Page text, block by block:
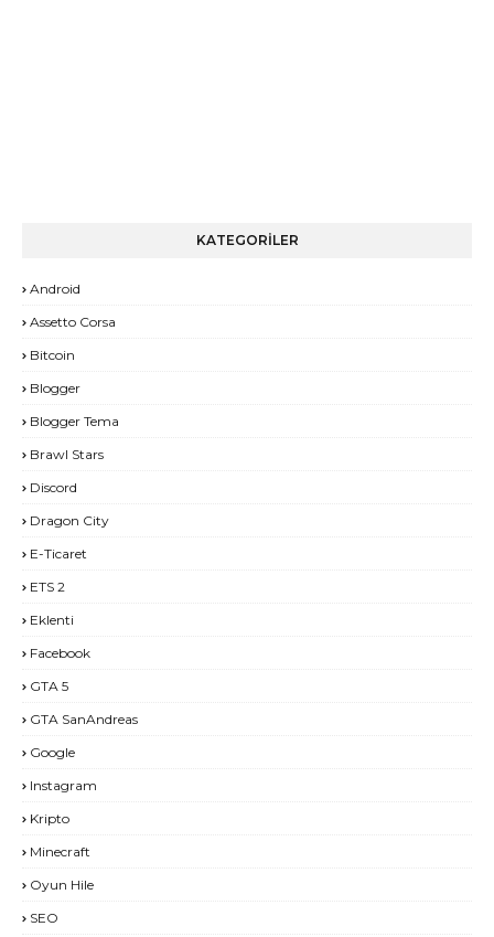
KATEGORİLER
Android
Assetto Corsa
Bitcoin
Blogger
Blogger Tema
Brawl Stars
Discord
Dragon City
E-Ticaret
ETS 2
Eklenti
Facebook
GTA 5
GTA SanAndreas
Google
Instagram
Kripto
Minecraft
Oyun Hile
SEO